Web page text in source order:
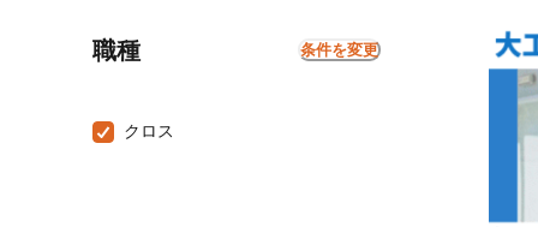
職種 条件を変更
クロス